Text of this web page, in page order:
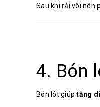
Sau khi rải vôi nên
4. Bón
Bón lót giúptăng